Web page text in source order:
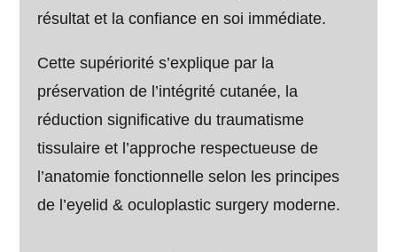
résultat et la confiance en soi immédiate.
Cette supériorité s’explique par la
préservation de l’intégrité cutanée, la
réduction significative du traumatisme
tissulaire et l’approche respectueuse de
l’anatomie fonctionnelle selon les principes
de l’eyelid & oculoplastic surgery moderne.